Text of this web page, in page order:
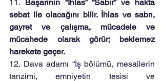
11. Başarının “İhlas” “Sabır” ve hakta
sebat ile olacağını bilir. İhlas ve sabrı,
gayret ve çalışma, mücadele ve
mücahede olarak görür; beklemez
harekete geçer.
12. Dava adamı “İş bölümü, mesailerin
tanzimi, emniyetin tesisi ve